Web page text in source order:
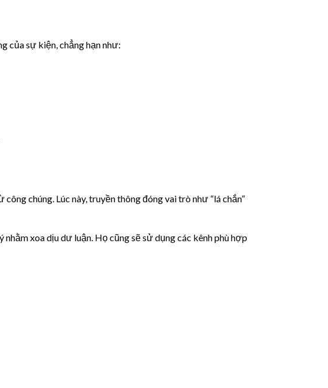
của sự kiện, chẳng hạn như:
chúng. Lúc này, truyền thông đóng vai trò như “lá chắn”
xoa dịu dư luận. Họ cũng sẽ sử dụng các kênh phù hợp